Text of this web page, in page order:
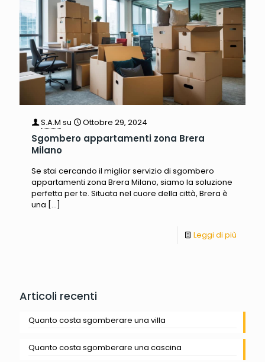
S.A.M su Ottobre 29, 2024
Sgombero appartamenti zona Brera
Milano
Se stai cercando il miglior servizio di sgombero
appartamenti zona Brera Milano, siamo la soluzione
perfetta per te. Situata nel cuore della città, Brera è
una […]
Leggi di più
Articoli recenti
Quanto costa sgomberare una villa
Quanto costa sgomberare una cascina